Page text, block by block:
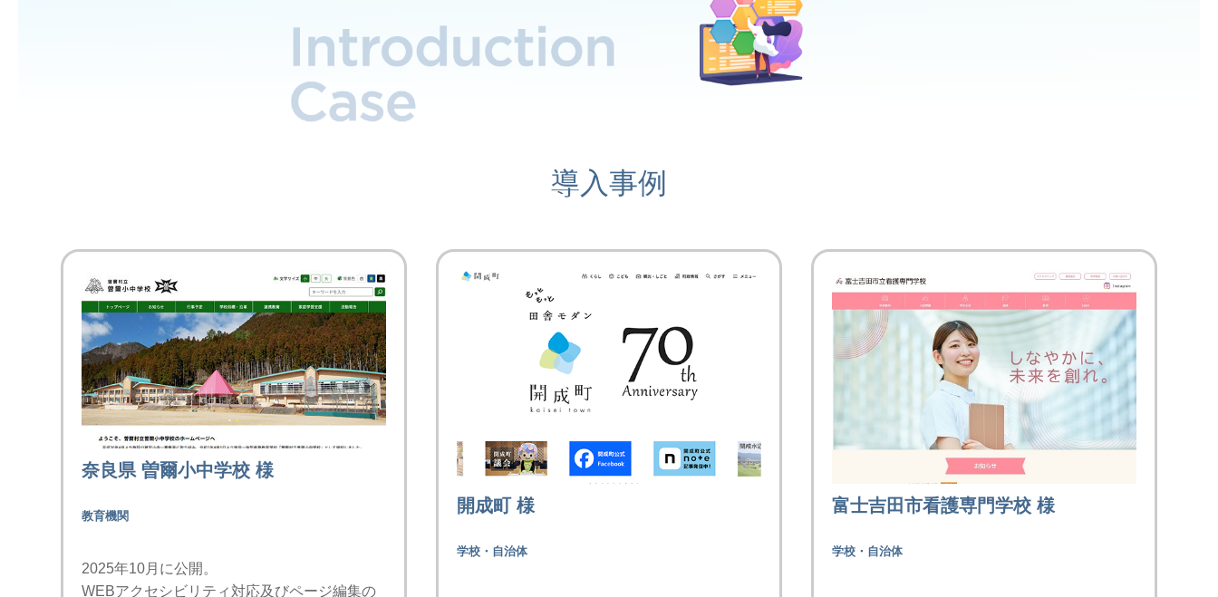
導入事例
奈良県 曽爾小中学校 様
教育機関
2025年10月に公開。
WEBアクセシビリティ対応及びページ編集の
開成町 様
学校・自治体
富士吉田市看護専門学校 様
学校・自治体